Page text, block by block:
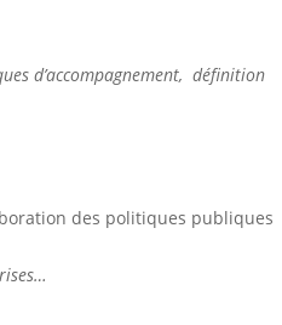
d’accompagnement, définition
des politiques publiques